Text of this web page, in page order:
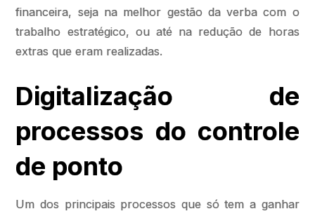
financeira, seja na melhor gestão da verba com o
trabalho estratégico, ou até na redução de horas
extras que eram realizadas.
Digitalização de
processos do controle
de ponto
Um dos principais processos que só tem a ganhar